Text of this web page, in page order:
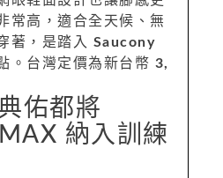
常高，適合全天候、無
著，是踏入 Saucony
。台灣定價為新台幣 3,
佑都將
納入訓練